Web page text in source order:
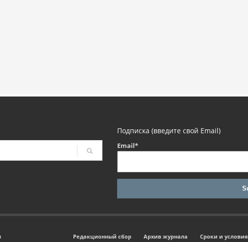
Подписка (введите свой Email)
Email*
Редакционный сбор Архив журнала
Сроки и условия